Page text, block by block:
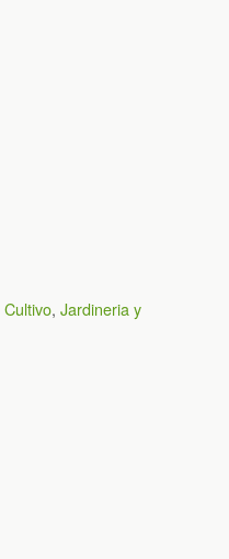
Cultivo, Jardineria y